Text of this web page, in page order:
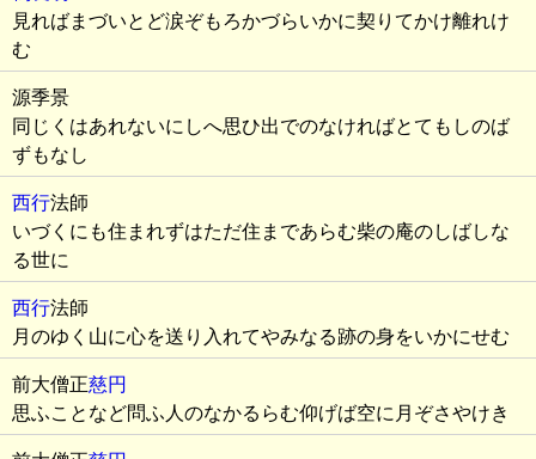
見ればまづいとど涙ぞもろかづらいかに契りてかけ離れけ
む
源季景
同じくはあれないにしへ思ひ出でのなければとてもしのば
ずもなし
西行法師
いづくにも住まれずはただ住まであらむ柴の庵のしばしな
る世に
西行法師
月のゆく山に心を送り入れてやみなる跡の身をいかにせむ
前大僧正慈円
思ふことなど問ふ人のなかるらむ仰げば空に月ぞさやけき